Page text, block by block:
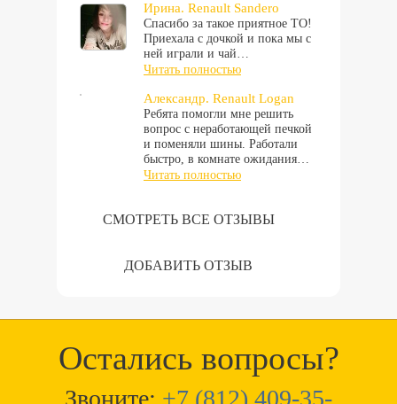
Ирина. Renault Sandero
Спасибо за такое приятное ТО!
Приехала с дочкой и пока мы с
ней играли и чай…
Читать полностью
Александр. Renault Logan
Ребята помогли мне решить
вопрос с неработающей печкой
и поменяли шины. Работали
быстро, в комнате ожидания…
Читать полностью
СМОТРЕТЬ ВСЕ ОТЗЫВЫ
ДОБАВИТЬ ОТЗЫВ
Остались вопросы?
Звоните: +7 (812) 409-35-